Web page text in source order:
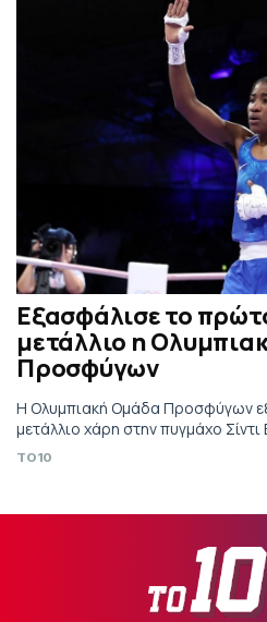
Εξασφάλισε το
μετάλλιο η
Προσφύγων
Η Ολυμπιακή Ομάδα Προσφύγων
μετάλλιο χάρη στην πυγμάχο Σίντι
TO10